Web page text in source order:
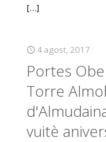
[…]
4 agost, 2017
Portes
Torre
vuitè